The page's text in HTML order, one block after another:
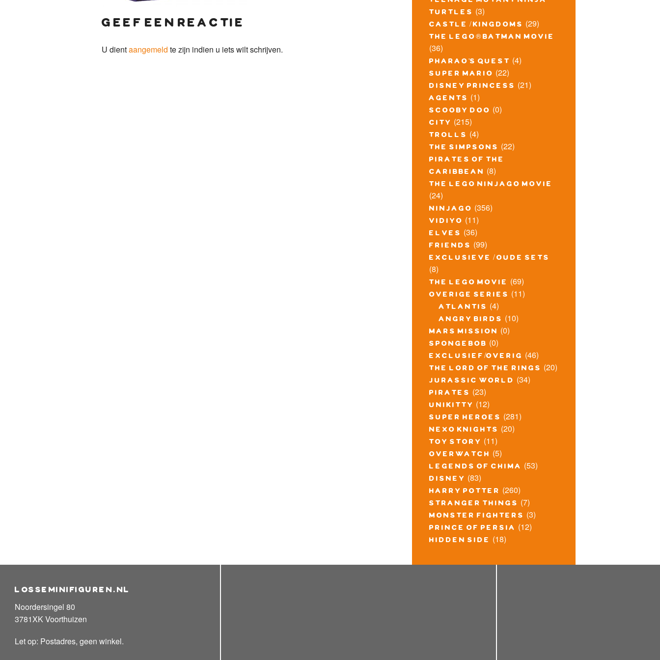
geef een reactie
U dientaangemeld te zijn indien u iets wilt schrijven.
turtles (3)
castle / kingdoms (29)
the lego® batman movie
(36)
pharao's quest (4)
super mario (22)
disney princess (21)
agents (1)
scooby doo (0)
city (215)
trolls (4)
the simpsons (22)
pirates of the
caribbean (8)
the lego ninjago movie
(24)
ninjago (356)
vidiyo (11)
elves (36)
friends (99)
exclusieve / oude sets
(8)
the lego movie (69)
overige series (11)
atlantis (4)
angry birds (10)
mars mission (0)
spongebob (0)
exclusief/overig (46)
the lord of the rings (20)
jurassic world (34)
pirates (23)
unikitty (12)
super heroes (281)
nexo knights (20)
toy story (11)
overwatch (5)
legends of chima (53)
disney (83)
harry potter (260)
stranger things (7)
monster fighters (3)
prince of persia (12)
hidden side (18)
losseminifiguren.nl
Noordersingel 80
3781XK Voorthuizen
Let op: Postadres, geen winkel.